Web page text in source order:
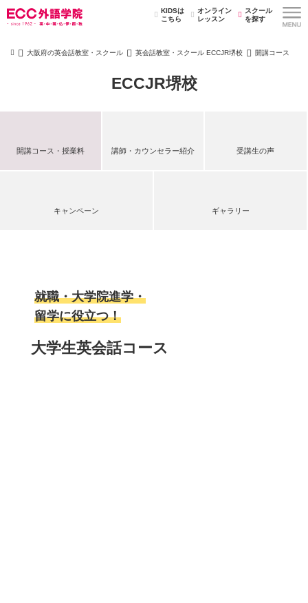
KIDSは
こちら
オンライン
レッスン
スクール
を探す
大阪府の英会話教室・スクール 英会話教室・スクール ECCJR堺校 開講コース
ECCJR堺校
開講コース・授業料 講師・カウンセラー紹介 受講生の声
キャンペーン ギャラリー
就職・大学院進学・
留学に役立つ！
大学生英会話コース